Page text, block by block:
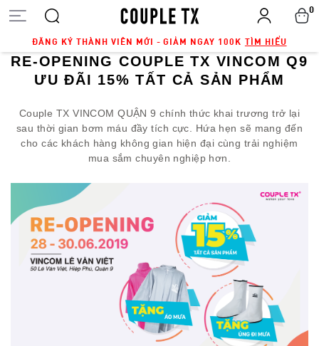
ĐĂNG KÝ THÀNH VIÊN MỚI - GIẢM NGAY 100K TÌM HIỂU
0
RE-OPENING COUPLE TX VINCOM Q9
ƯU ĐÃI 15% TẤT CẢ SẢN PHẨM
Couple TX VINCOM QUẬN 9 chính thức khai trương trở lại
sau thời gian bơm máu đầy tích cực. Hứa hẹn sẽ mang đến
cho các khách hàng không gian hiện đại cùng trải nghiệm
mua sắm chuyên nghiệp hơn.